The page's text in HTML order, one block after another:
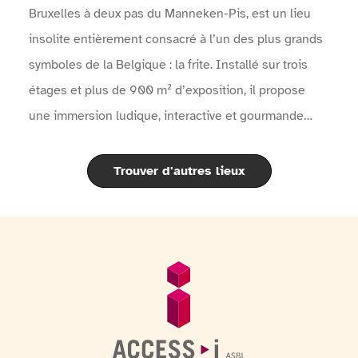
Bruxelles à deux pas du Manneken-Pis, est un lieu
insolite entièrement consacré à l’un des plus grands
symboles de la Belgique : la frite. Installé sur trois
étages et plus de 900 m² d’exposition, il propose
une immersion ludique, interactive et gourmande
la célèbre frite belge.À travers des expositions
modernes, des objets historiques, des films, des quiz
interactifs et un audioguide disponible en 11 langues,
terre, son arrivée en Europe, l’évolution de la frite à
travers les siècles ainsi que les secrets de sa cuisson
parfaite selon la tradition belge : la fameuse double
cuisson.Le musée met également en lumière la place
Trouver d'autres lieux
Informations générales